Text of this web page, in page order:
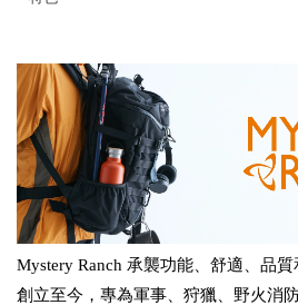
Mystery Ranch 承襲功能、舒適、品
創立至今，專為軍事、狩獵、野火消